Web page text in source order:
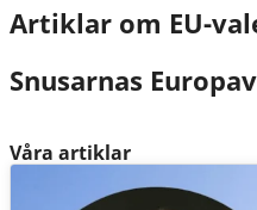
Artiklar om EU-
Snusarnas
Våra artiklar